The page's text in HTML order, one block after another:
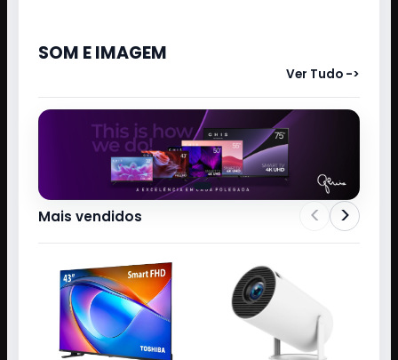
SOM E IMAGEM
Ver Tudo ->
Mais vendidos < >